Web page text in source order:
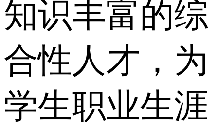
知识丰富的综
合性人才，为
学生职业生涯